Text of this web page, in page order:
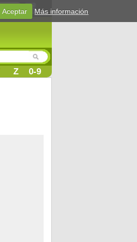
Login
Z 0-9
Aceptar Más información